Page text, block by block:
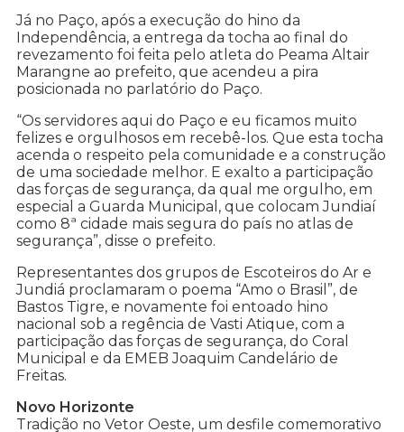
Já no Paço, após a execução do hino da
Independência, a entrega da tocha ao final do
revezamento foi feita pelo atleta do Peama Altair
Marangne ao prefeito, que acendeu a pira
posicionada no parlatório do Paço.
“Os servidores aqui do Paço e eu ficamos muito
felizes e orgulhosos em recebê-los. Que esta tocha
acenda o respeito pela comunidade e a construção
de uma sociedade melhor. E exalto a participação
das forças de segurança, da qual me orgulho, em
especial a Guarda Municipal, que colocam Jundiaí
como 8ª cidade mais segura do país no atlas de
segurança”, disse o prefeito.
Representantes dos grupos de Escoteiros do Ar e
Jundiá proclamaram o poema “Amo o Brasil”, de
Bastos Tigre, e novamente foi entoado hino
nacional sob a regência de Vasti Atique, com a
participação das forças de segurança, do Coral
Municipal e da EMEB Joaquim Candelário de
Freitas.
Novo Horizonte
Tradição no Vetor Oeste, um desfile comemorativo